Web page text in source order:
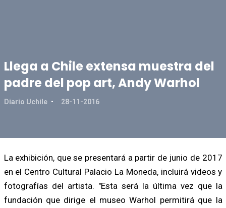
Llega a Chile extensa muestra del
padre del pop art, Andy Warhol
Diario Uchile 28-11-2016
La exhibición, que se presentará a partir de junio de 2017
en el Centro Cultural Palacio La Moneda, incluirá videos y
fotografías del artista. "Esta será la última vez que la
fundación que dirige el museo Warhol permitirá que la